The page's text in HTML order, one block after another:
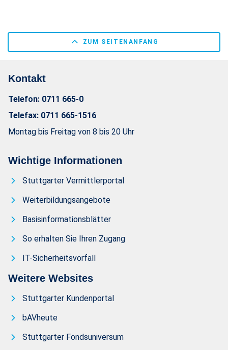
ZUM SEITENANFANG
Kontakt
Telefon: 0711 665-0
Telefax: 0711 665-1516
Montag bis Freitag von 8 bis 20 Uhr
Wichtige Informationen
Stuttgarter Vermittlerportal
Weiterbildungsangebote
Basisinformationsblätter
So erhalten Sie Ihren Zugang
IT-Sicherheitsvorfall
Weitere Websites
Stuttgarter Kundenportal
bAVheute
Stuttgarter Fondsuniversum